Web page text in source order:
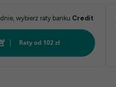
wybierz raty banku Credit